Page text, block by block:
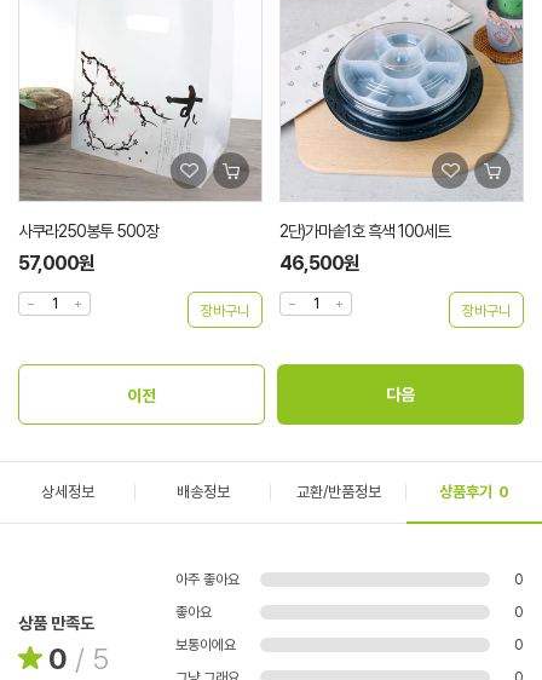
사쿠라250봉투 500장
57,000원
2단)가마솥1호 흑색 100세트
46,500원
상세정보 배송정보 교환/반품정보 상품후기 0
상품 만족도
0 / 5
아주 좋아요
0
좋아요
0
보통이에요
0